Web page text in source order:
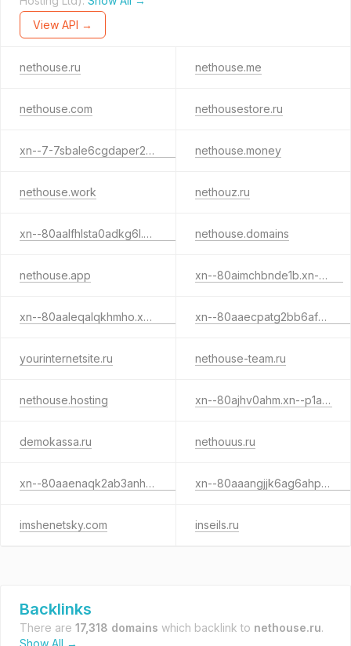
View API →
nethouse.ru nethouse.me
nethouse.com nethousestore.ru
xn--7-7sbale6cgdaper2a8mc.xn--p1ai nethouse.money
nethouse.work nethouz.ru
xn--80aalfhlsta0adkg6l.xn--p1ai nethouse.domains
nethouse.app xn--80aimchbnde1b.xn--p1ai
xn--80aaleqalqkhmho.xn--p1ai xn--80aaecpatg2bb6afpde7f.xn--p1ai
yourinternetsite.ru nethouse-team.ru
nethouse.hosting xn--80ajhv0ahm.xn--p1acf
demokassa.ru nethouus.ru
xn--80aaenaqk2ab3anhed2f.xn--p1ai xn--80aaangjjk6ag6ahp.xn--80asehdb
imshenetsky.com inseils.ru
Backlinks
There are 17,318 domains which backlink to nethouse.ru.
Show All →